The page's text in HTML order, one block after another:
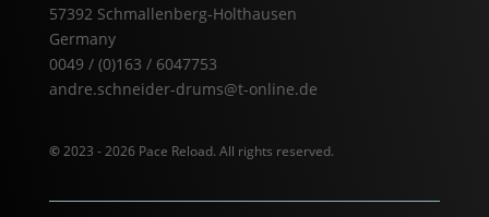
57392 Schmallenberg-Holthausen
Germany
0049 / (0)163 / 6047753
andre.schneider-drums@t-online.de
©2023 - 2026 Pace Reload. All rights reserved.